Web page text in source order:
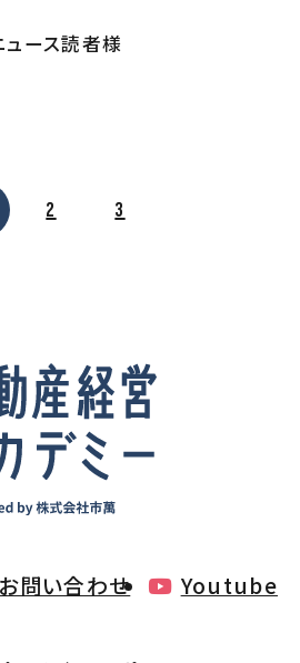
ース読者様
2 3
お問い合わせ Youtube